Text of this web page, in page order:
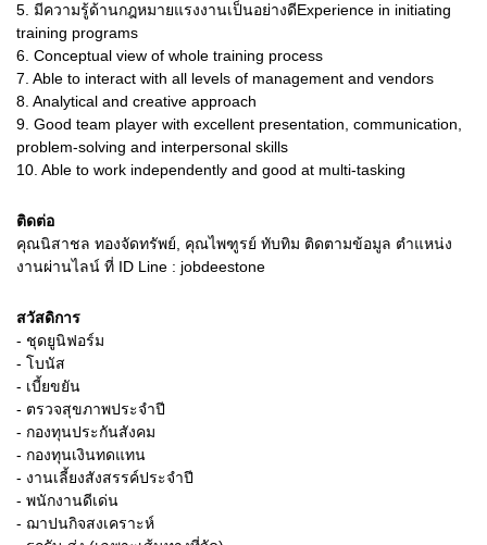
5. มีความรู้ด้านกฎหมายแรงงานเป็นอย่างดีExperience in initiating
training programs
6. Conceptual view of whole training process
7. Able to interact with all levels of management and vendors
8. Analytical and creative approach
9. Good team player with excellent presentation, communication,
problem-solving and interpersonal skills
10. Able to work independently and good at multi-tasking
ติดต่อ
คุณนิสาชล ทองจัดทรัพย์, คุณไพฑูรย์ ทับทิม ติดตามข้อมูล ตำแหน่ง
งานผ่านไลน์ ที่ ID Line : jobdeestone
สวัสดิการ
- ชุดยูนิฟอร์ม
- โบนัส
- เบี้ยขยัน
- ตรวจสุขภาพประจำปี
- กองทุนประกันสังคม
- กองทุนเงินทดแทน
- งานเลี้ยงสังสรรค์ประจำปี
- พนักงานดีเด่น
- ฌาปนกิจสงเคราะห์